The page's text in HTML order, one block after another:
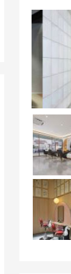
分
1
小
2小时
30 分
分
2小
分
1小
小
30
分
50分
2小
40分